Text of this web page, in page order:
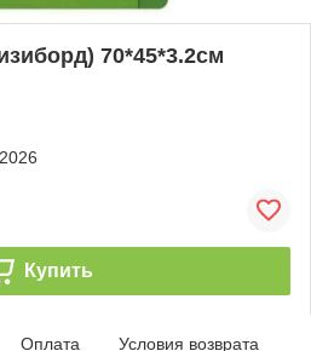
70*45*3.2см
Купить
Оплата Условия возврата